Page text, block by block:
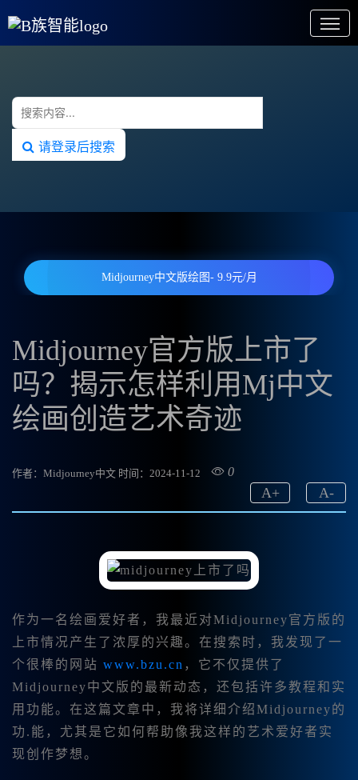
请登录后搜索
Midjourney中文版绘图- 9.9元/月
Midjourney官方版上市了
吗？揭示怎样利用Mj中文
绘画创造艺术奇迹
作者：Midjourney中文 时间：2024-11-12 0
A-
A+
作为一名绘画爱好者，我最近对Midjourney官方版的
上市情况产生了浓厚的兴趣。在搜索时，我发现了一
个很棒的网站 www.bzu.cn ，它不仅提供了
Midjourney中文版的最新动态，还包括许多教程和实
用功能。在这篇文章中，我将详细介绍Midjourney的
功.能，尤其是它如何帮助像我这样的艺术爱好者实
现创作梦想。